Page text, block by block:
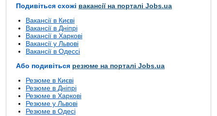
Подивіться схожі вакансії на порталі Jobs.ua
Вакансії в Києві
Вакансії в Дніпрі
Вакансії в Харкові
Вакансії у Львові
Вакансії в Одессі
Або подивіться резюме на порталі Jobs.ua
Резюме в Києві
Резюме в Дніпрі
Резюме в Харкові
Резюме у Львові
Резюме в Одесі